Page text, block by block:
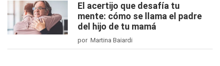
El acertijo que desafía tu
mente: cómo se llama el padre
del hijo de tu mamá
por Martina Baiardi